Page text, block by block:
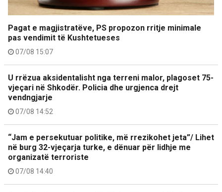
Pagat e magjistratëve, PS propozon rritje minimale
pas vendimit të Kushtetueses
07/08 15:07
U rrëzua aksidentalisht nga terreni malor, plagoset 75-
vjeçari në Shkodër. Policia dhe urgjenca drejt
vendngjarje
07/08 14:52
“Jam e persekutuar politike, më rrezikohet jeta”/ Lihet
në burg 32-vjeçarja turke, e dënuar për lidhje me
organizatë terroriste
07/08 14:40